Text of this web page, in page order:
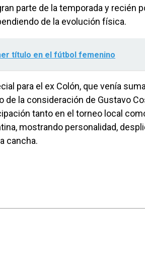
parte de la temporada y recién
de la evolución física.
título en el fútbol femenino
para el ex Colón, que venía
la consideración de Gustavo
tanto en el torneo local
mostrando personalidad,
cancha.